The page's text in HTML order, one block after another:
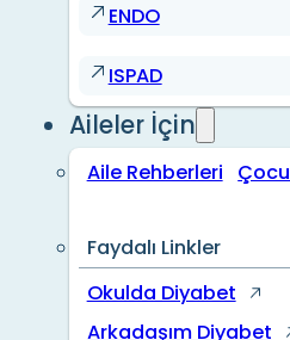
ENDO
ISPAD
Aileler İçin
Aile Rehberleri
Faydalı Linkler
Okulda Diyabet
Arkadaşım Diyabet